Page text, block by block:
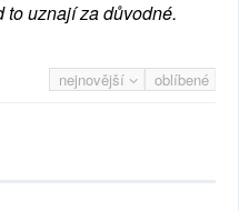
to uznají za důvodné.
nejnovější oblíbené